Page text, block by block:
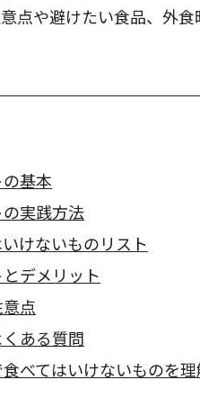
点や避けたい食品、外
基本
実践方法
けないものリスト
デメリット
点
ある質問
べてはいけないものを理